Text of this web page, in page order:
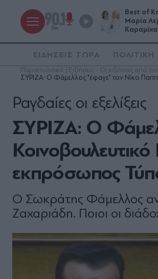
Best of
Μαρία
ΕΙΔΗΣΕΙΣ ΤΩΡΑ ΠΟΛΙΤΙΚΗ
Παραπολιτικά | Ειδήσεις - Οι ειδήσεις από
ΣΥΡΙΖΑ: Ο Φάμελλος "έφαγε" τον Νίκο
ΣΥΡΙΖΑ: Ο
εκπρόσωπος
Ραγδαίες οι εξελίξεις
Ο Σωκράτης Φάμελλος
Ζαχαριάδη. Ποιοι οι